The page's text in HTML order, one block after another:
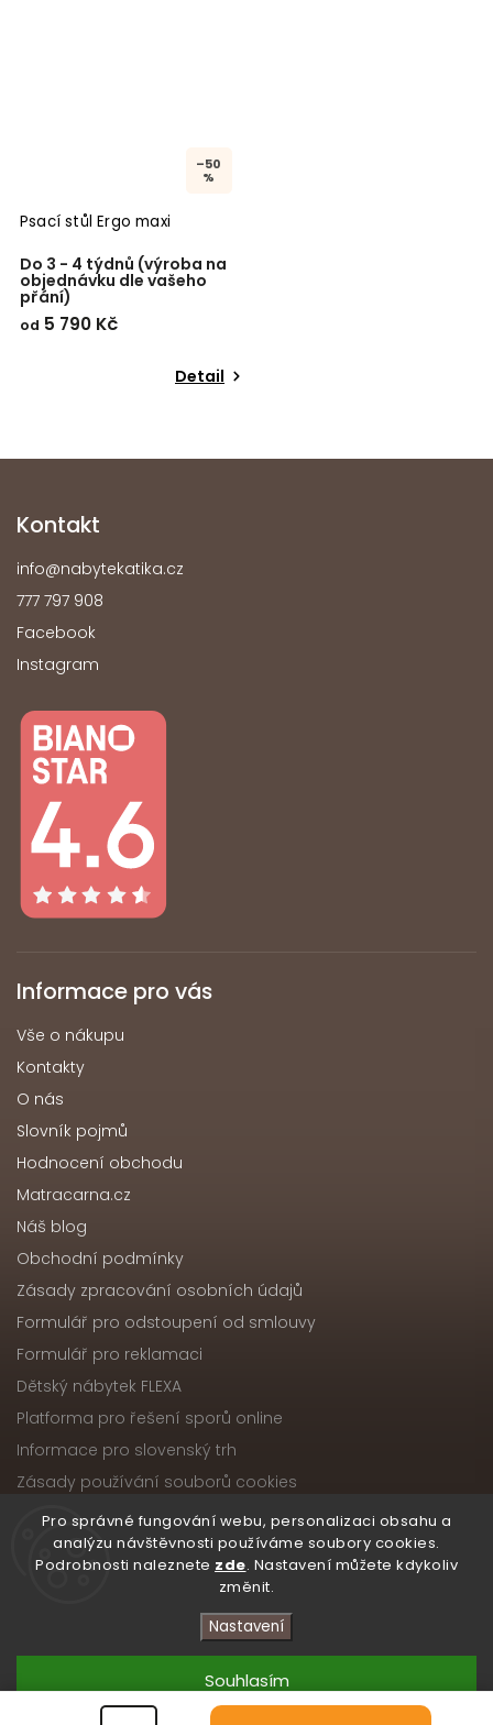
Pro správné fungování webu, personalizaci obsahu a
analýzu návštěvnosti používáme soubory cookies.
Podrobnosti naleznete zde. Nastavení můžete kdykoliv
změnit.
Nastavení
Souhlasím
–50
%
Psací stůl Ergo maxi
Do 3 - 4 týdnů (výroba na
objednávku dle vašeho
přání)
od 5 790 Kč
Detail
Kontakt
info@nabytekatika.cz
777 797 908
Facebook
Instagram
Informace pro vás
Vše o nákupu
Kontakty
O nás
Slovník pojmů
Hodnocení obchodu
Matracarna.cz
Náš blog
Obchodní podmínky
Zásady zpracování osobních údajů
Formulář pro odstoupení od smlouvy
Formulář pro reklamaci
Dětský nábytek FLEXA
Platforma pro řešení sporů online
Informace pro slovenský trh
Zásady používání souborů cookies
Copyright 2026Nábytek ATIKA, s.r.o.. Všechna práva
vyhrazena.
Upravit nastavení cookies
VytvořilShoptet| DesignShoptak.cz